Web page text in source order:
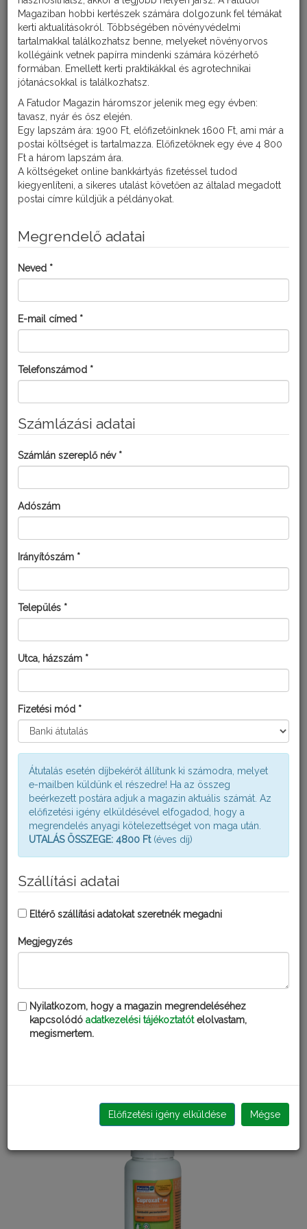
Kórkép
A paradicsom legsúlyosabb kórokozója. Megtámadhatja a
leveleket, a szárat és a termést is. Az idősebb levelek szélétől
indulnak a tünetek, amik kezdetben sárgás, világoszöldes foltok,
majd ezek barnává válnak, nagyobbak lesznek, és a levél
elszárad. A bogyókon megjelenő foltok körkörösen mintázottak,
a paradicsom húsába mélyedő és kemény tapintásúak. A gomba
az elhalt növényi maradványokban telel és az enyhébb,
csapadékos, párás időjárás kedvez a kialakulásának.
Megelőző védekezésként alkalmazzunk helyes vetésváltást,
ugyanarra a helyre egymást követő években ne kerüljön
és vegyszeres védelméről.
Fokozhatjuk a permetezőszer tapadását és hatását, ha keverünk
Kép forrása: en.wikipedia.org, Scot Nelson
Kultúra:
Paradicsom
MEGOLDÁS BIO KERTÉSZEK
HYDROSTAR
Magaziban hobbi kertészek számára dolgozunk fel témákat
kerti aktualitásokról. Többségében növényvédelmi
tartalmakkal találkozhatsz benne, melyeket növényorvos
kollégáink vetnek papírra mindenki számára közérhető
formában. Emellett kerti praktikákkal és agrotechnikai
jótanácsokkal is találkozhatsz.
A Fatudor Magazin háromszor jelenik meg egy évben:
tavasz, nyár és ősz elején.
Egy lapszám ára: 1900 Ft, előfizetőinknek 1600 Ft, ami már a
postai költséget is tartalmazza. Előfizetőknek egy éve 4 800
Ft a három lapszám ára.
A költségeket online bankkártyás fizetéssel tudod
kiegyenlíteni, a sikeres utalást követően az általad megadott
postai címre küldjük a példányokat.
Megrendelő adatai
Neved *
E-mail címed *
Telefonszámod *
Számlázási adatai
Számlán szereplő név *
Adószám
Irányítószám *
Település *
Utca, házszám *
Fizetési mód *
Átutalás esetén díjbekérőt állítunk ki számodra, melyet
e-mailben küldünk el részedre! Ha az összeg
beérkezett postára adjuk a magazin aktuális számát. Az
előfizetési igény elküldésével elfogadod, hogy a
megrendelés anyagi kötelezettséget von maga után.
UTALÁS ÖSSZEGE: 4800 Ft (éves díj)
Szállítási adatai
Eltérő szállítási adatokat szeretnék megadni
Megjegyzés
Nyilatkozom, hogy a magazin megrendeléséhez
kapcsolódó adatkezelési tájékoztatótelolvastam,
megismertem.
Előfizetési igény elküldése Mégse